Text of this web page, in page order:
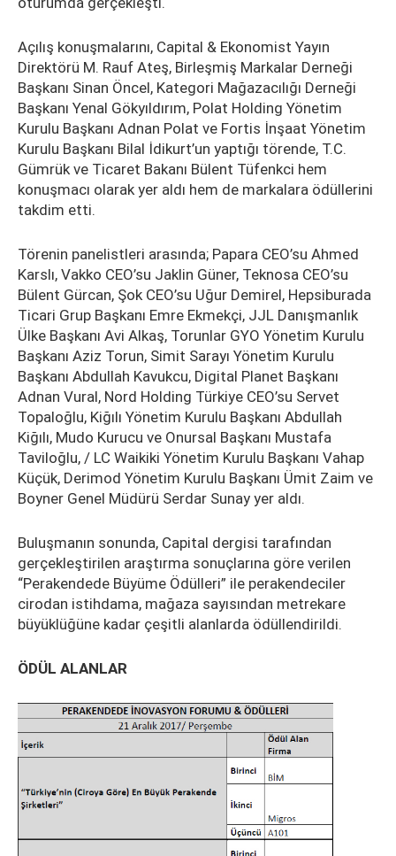
Açılış konuşmalarını, Capital & Ekonomist Yayın
Direktörü M. Rauf Ateş, Birleşmiş Markalar Derneği
Başkanı Sinan Öncel, Kategori Mağazacılığı Derneği
Başkanı Yenal Gökyıldırım, Polat Holding Yönetim
Kurulu Başkanı Adnan Polat ve Fortis İnşaat Yönetim
Kurulu Başkanı Bilal İdikurt’un yaptığı törende, T.C.
Gümrük ve Ticaret Bakanı Bülent Tüfenkci hem
konuşmacı olarak yer aldı hem de markalara ödüllerini
takdim etti.
Törenin panelistleri arasında; Papara CEO’su Ahmed
Karslı, Vakko CEO’su Jaklin Güner, Teknosa CEO’su
Bülent Gürcan, Şok CEO’su Uğur Demirel, Hepsiburada
Ticari Grup Başkanı Emre Ekmekçi, JJL Danışmanlık
Ülke Başkanı Avi Alkaş, Torunlar GYO Yönetim Kurulu
Başkanı Aziz Torun, Simit Sarayı Yönetim Kurulu
Başkanı Abdullah Kavukcu, Digital Planet Başkanı
Adnan Vural, Nord Holding Türkiye CEO’su Servet
Topaloğlu, Kiğılı Yönetim Kurulu Başkanı Abdullah
Kiğılı, Mudo Kurucu ve Onursal Başkanı Mustafa
Taviloğlu, / LC Waikiki Yönetim Kurulu Başkanı Vahap
Küçük, Derimod Yönetim Kurulu Başkanı Ümit Zaim ve
Boyner Genel Müdürü Serdar Sunay yer aldı.
Buluşmanın sonunda, Capital dergisi tarafından
gerçekleştirilen araştırma sonuçlarına göre verilen
“Perakendede Büyüme Ödülleri” ile perakendeciler
cirodan istihdama, mağaza sayısından metrekare
büyüklüğüne kadar çeşitli alanlarda ödüllendirildi.
ÖDÜL ALANLAR